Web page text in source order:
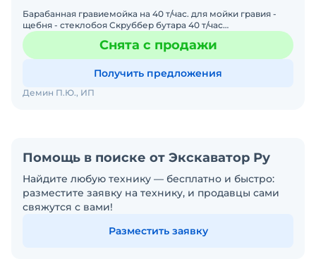
Барабанная гравиемойка на 40 т/час. для мойки гравия -
щебня - стеклобоя Скруббер бутара 40 т/час
Гарантированно чистый материал после мойки!
Оборудование моСнята с продажи
Получить предложения
Демин П.Ю., ИП
Помощь в поиске от Экскаватор Ру
Найдите любую технику — бесплатно и быстро:
разместите заявку на технику, и продавцы сами
свяжутся с вами!
Разместить заявку